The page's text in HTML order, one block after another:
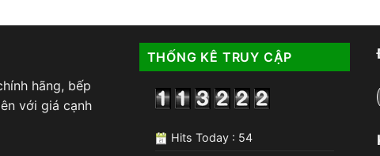
hãng, bếp
với giá cạnh
THỐNG KÊ TRUY CẬP
Hits Today : 54